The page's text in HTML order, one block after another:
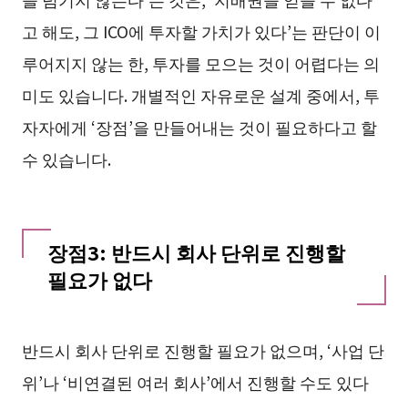
고 해도, 그 ICO에 투자할 가치가 있다’는 판단이 이
루어지지 않는 한, 투자를 모으는 것이 어렵다는 의
미도 있습니다. 개별적인 자유로운 설계 중에서, 투
자자에게 ‘장점’을 만들어내는 것이 필요하다고 할
수 있습니다.
장점3: 반드시 회사 단위로 진행할
필요가 없다
반드시 회사 단위로 진행할 필요가 없으며, ‘사업 단
위’나 ‘비연결된 여러 회사’에서 진행할 수도 있다